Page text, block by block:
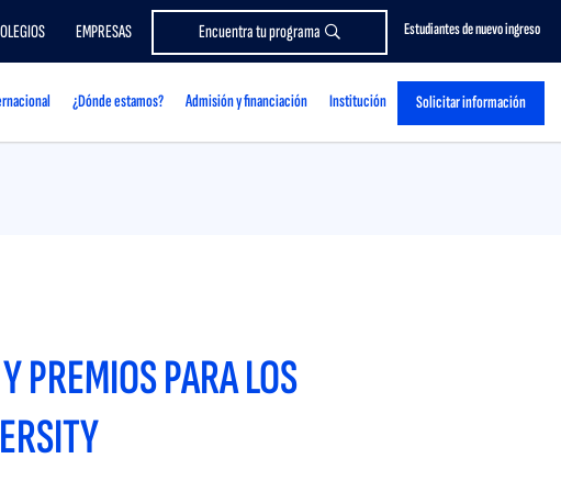
Estudiantes de nuevo ingreso
EMPRESAS Encuentra tu programa
¿Dónde estamos? Admisión y financiación Institución Solicitar información
PREMIOS PARA LOS